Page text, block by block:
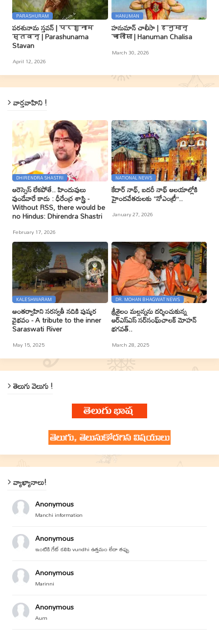
PARASHURAM
పరశునామ స్తవన్ | परशुनाम
स्तवन् | Parashunama
Stavan
April 12, 2026
HANUMAN
హనుమాన్ చాలీసా | हनुमान्
चालीसा | Hanuman Chalisa
March 30, 2026
వార్తవాహిని !
DHIRENDRA SHASTRI
ఆరెస్సెస్ లేకపోతే.. హిందువులు
వుండేవారే కాదు : ధీరేంద్ర శాస్త్రి -
Without RSS, there would be
no Hindus: Dhirendra Shastri
February 17, 2026
NATIONAL NEWS
కేదార్ నాథ్, బదరీ నాథ్ ఆలయాల్లోకి
హైందవేతరులకు ‘‘నోఎంట్రీ’’..
January 27, 2026
KALESHWARAM
అంతర్వాహిని సరస్వతీ నదికి పుష్కర
వైభవం - A tribute to the inner
Saraswati River
May 15, 2025
DR. MOHAN BHAGWAT NEWS
శ్రీశైలం మల్లన్నను దర్శించుకున్న
ఆర్ఎస్ఎస్ సర్‌సంఘ్‌చాలక్ మోహన్
భగవత్..
March 28, 2025
తెలుగు వెలుగు !
వ్యాఖ్యానాలు!
Anonymous
Manchi information
Anonymous
ఇంటికి గేట్ కలిపి vundhi ఉత్తమం లేదా తప్పు
Anonymous
Marinni
Anonymous
Aum